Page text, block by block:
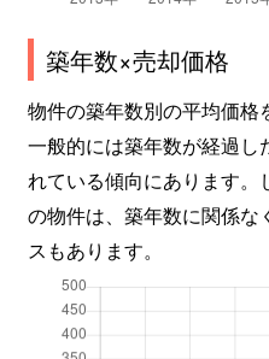
築年数×売却価格
物件の築年数別の平均価格
一般的には築年数が経過し
れている傾向にあります
の物件は、築年数に関係
スもあります。